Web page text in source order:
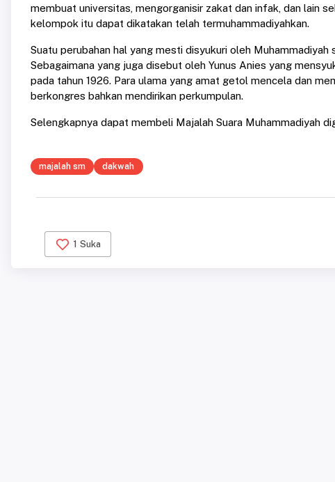
membuat universitas, mengorganisir zakat dan infak, dan lain
kelompok itu dapat dikatakan telah termuhammadiyahkan.
Suatu perubahan hal yang mesti disyukuri oleh
Sebagaimana yang juga disebut oleh Yunus Anies yang
pada tahun 1926. Para ulama yang amat getol mencela dan
berkongres bahkan mendirikan perkumpulan.
Selengkapnya dapat membeli Majalah Suara Muhammadiyah
majalah sm dakwah
1 Suka